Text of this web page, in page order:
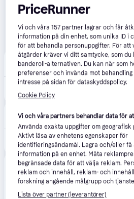
apohem.se 4.6
Fri frakt
Kids-World 3.5
Fri frakt,1-3 dagar
Bonti AB 5.0 (1)
Fri frakt
Baby Brezza Formula Pro Advanced
PriceRunner
Vi och våra157 partner lagrar och får
information på din enhet, som unika ID i
för att behandla personuppgifter. För att
åtgärder kräver vi ditt samtycke, som du
banderoll-alternativen. Du kan när som
preferenser och invända mot
intresse på sidan för dataskyddspolicy.
Cookie Policy
Vi och våra partners behandlar data för
Använda exakta uppgifter om geografisk
Aktivt läsa av enhetens egenskaper för
identifieringsändamål. Lagra och/eller få
information på en enhet. Mäta
begränsade data för att välja reklam.
reklam och innehåll, reklam- och
forskning angående målgrupp och
Lista över partner (leverantörer)